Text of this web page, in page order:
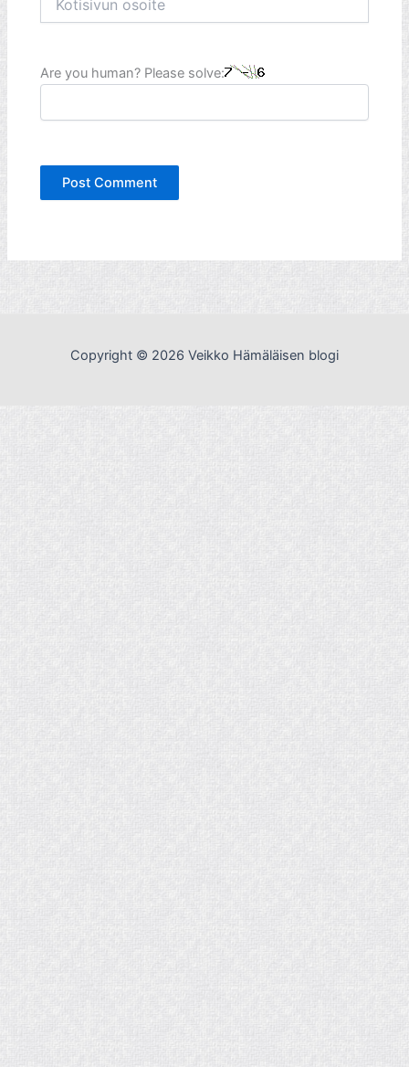
osoite
Are you human? Please solve:
Copyright © 2026 Veikko Hämäläisen blogi